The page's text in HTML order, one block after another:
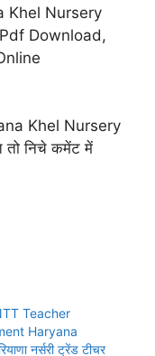
Khel Nursery
Download,
Khel Nursery
निचे कमेंट में
Teacher
Haryana
नर्सरी ट्रेंड टीचर